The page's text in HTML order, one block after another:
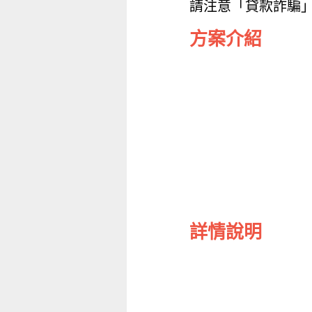
請注意「貸款詐騙
方案介紹
詳情說明